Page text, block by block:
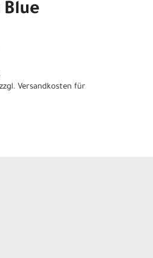
Versandkosten für